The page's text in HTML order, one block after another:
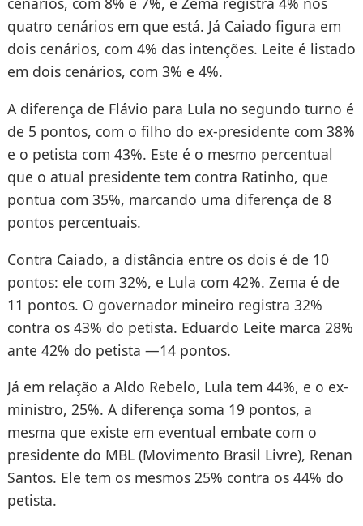
quatro cenários em que está. Já Caiado figura em
dois cenários, com 4% das intenções. Leite é listado
em dois cenários, com 3% e 4%.
A diferença de Flávio para Lula no segundo turno é
de 5 pontos, com o filho do ex-presidente com 38%
e o petista com 43%. Este é o mesmo percentual
que o atual presidente tem contra Ratinho, que
pontua com 35%, marcando uma diferença de 8
pontos percentuais.
Contra Caiado, a distância entre os dois é de 10
pontos: ele com 32%, e Lula com 42%. Zema é de
11 pontos. O governador mineiro registra 32%
contra os 43% do petista. Eduardo Leite marca 28%
ante 42% do petista —14 pontos.
Já em relação a Aldo Rebelo, Lula tem 44%, e o ex-
ministro, 25%. A diferença soma 19 pontos, a
mesma que existe em eventual embate com o
presidente do MBL (Movimento Brasil Livre), Renan
Santos. Ele tem os mesmos 25% contra os 44% do
petista.